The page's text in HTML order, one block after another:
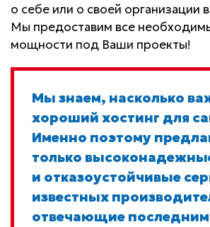
о себе или о своей организации
Мы предоставим все
мощности под Ваши проекты!
Мы знаем, насколько
хороший хостинг для
Именно поэтому
только
и отказоустойчивые
известных
отвечающие последним